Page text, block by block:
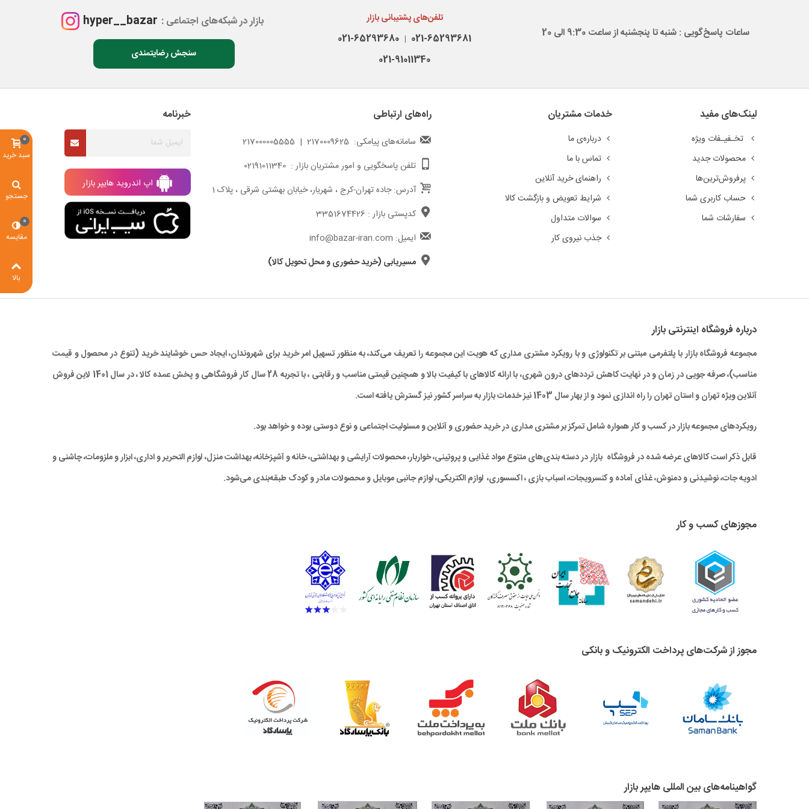
ساعات پاسخ‌گویی : شنبه تا پنجشنبه از ساعت 9:30 الی 20
تلفن‌های پشتیبانی بازار
021-65293681
|
021-65293680
021-91011340
بازار در شبکه‌های اجتماعی : hyper__bazar
سنجش رضایتمندی
لینک‌های مفید
تخـفیـفات ویژه
محصولات جدید
پرفروش‌ترین‌ها
حساب کاربری شما
سفارشات شما
خدمات مشتریان
درباره‌ی ما
تماس با ما
راهنمای خرید آنلاین
شرایط تعویض و بازگشت کالا
سوالات متداول
جذب نیروی کار
راه‌های ارتباطی
سامانه‌های پیامکی: 2170009625 | 217000005555
تلفن پاسخگویی و امور مشتریان بازار : 02191011340
آدرس: جاده تهران-کرج ، شهریار، خیابان بهشتی شرقی ، پلاک 1
کدپستی بازار : 3351674426
ایمیل: info@bazar-iran.com
مسیریابی (خرید حضوری و محل تحویل کالا)
خبرنامه
اپ اندروید هایپر بازار
درباره‌ فروشگاه اینترنتی بازار
مجموعه فروشگاه بازار با پلتفرمی مبتنی بر تکنولوژی و با رویکرد مشتری مداری که هویت این مجموعه را تعریف می‌کند، به منظور تسهیل امر خرید برای شهروندان، ایجاد حس خوشایند خرید (تنوع در محصول و قیمت
مناسب)، صرفه جویی در زمان و در نهایت کاهش ترددهای درون شهری، با ارائه کالاهای با کیفیت بالا و همچنین قیمتی مناسب و رقابتی ، با تجربه 28 سال کار فروشگاهی و پخش عمده کالا ، در سال 1401 لاین فروش
آنلاین ویژه تهران و استان تهران را راه‌ اندازی نمود و از بهار سال 1403 نیز خدمات بازار به سراسر کشور نیز گسترش یافته است.
رویکردهای مجموعه بازار در کسب و کار همواره شامل تمرکز بر مشتری مداری در خرید حضوری و آنلاین و مسئولیت اجتماعی و نوع دوستی بوده و خواهد بود.
قابل ذکر است کالاهای عرضه شده در فروشگاه بازار در دسته بندی‌های متنوع مواد غذایی و پروتِینی، خواربار، محصولات آرایشی و بهداشتی، خانه و آشپزخانه، بهداشت منزل، لوازم التحریر و اداری، ابزار و ملزومات، چاشنی و
ادویه جات، نوشیدنی و دمنوش، غذای آماده و کنسرویجات، اسباب بازی ، اکسسوری، لوازم الکتریکی، لوازم جانبی موبایل و محصولات مادر و کودک طبقه‌بندی می‌شود.
مجوزهای کسب و کار
مجوز از شرکت‌های پرداخت الکترونیک و بانکی
گواهینامه‌های بین المللی هایپر بازار
سبد خرید
0
جستجو
مقایسه
0
بالا